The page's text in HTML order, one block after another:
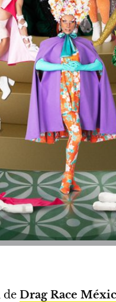
de Drag Race